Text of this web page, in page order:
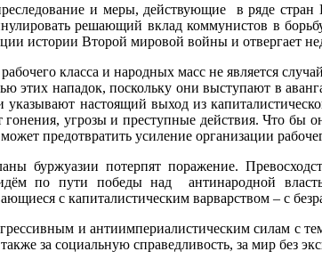
и меры, действующие в ряде
решающий вклад коммунистов в
истории Второй мировой войны и отвергает
класса и народных масс не является
нападок, поскольку они выступают в
настоящий выход из
угрозы и преступные действия. Что
предотвратить усиление организации
буржуазии потерпят поражение.
по пути победы над антинародной
с капиталистическим варварством – с
и антиимпериалистическим силам с
за социальную справедливость, за мир без